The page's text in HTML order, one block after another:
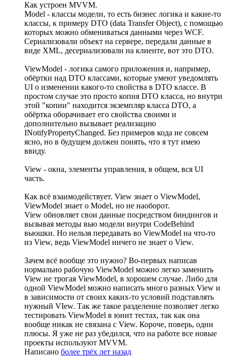
Как устроен MVVM.
Model - классы модели, то есть бизнес логика и какие-то
классы, к примеру DTO (data Transfer Object), с помощью
которых можно обмениваться данными через WCF.
Сериализовали объект на сервере, передали данные в
виде XML, десериализовали на клиенте, вот это DTO.
ViewModel - логика самого приложения и, например,
обёртки над DTO классами, которые умеют уведомлять
UI о изменении какого-то свойства в DTO классе. В
простом случае это просто копия DTO класса, но внутри
этой "копии" находится экземпляр класса DTO, а
обёртка оборачивает его свойства своими и
дополнительно вызывает реализацию
INotifyPropertyChanged. Без примеров кода не совсем
ясно, но в будущем должен понять, что я тут имею
ввиду.
View - окна, элементы управления, в общем, вся UI
часть.
Как всё взаимодействует. View знает о ViewModel,
ViewModel знает о Model, но не наоборот.
View обновляет свои данные посредством биндингов и
вызывая методы вью модели внутри CodeBehind
вьюшки. Но нельзя передавать во ViewModel на что-то
из View, ведь ViewModel ничего не знает о View.
Зачем всё вообще это нужно? Во-первых написав
нормально рабочую ViewModel можно легко заменить
View не трогая ViewModel, в хорошем случае. Либо для
одной ViewModel можно написать много разных View и
в зависимости от своих каких-то условий подставлять
нужный VIew. Так же такое разделение позволяет легко
тестировать ViewModel в юнит тестах, так как она
вообще никак не связана с View. Короче, поверь, одни
плюсы. Я уже не раз убедился, что на работе все новые
проекты используют MVVM.
Написано более трёх лет назад